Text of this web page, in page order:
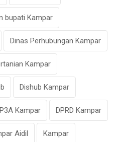
bupati Kampar
Dinas Perhubungan Kampar
Kampar
Dishub Kampar
Kampar DPRD Kampar
Aidil Kampar